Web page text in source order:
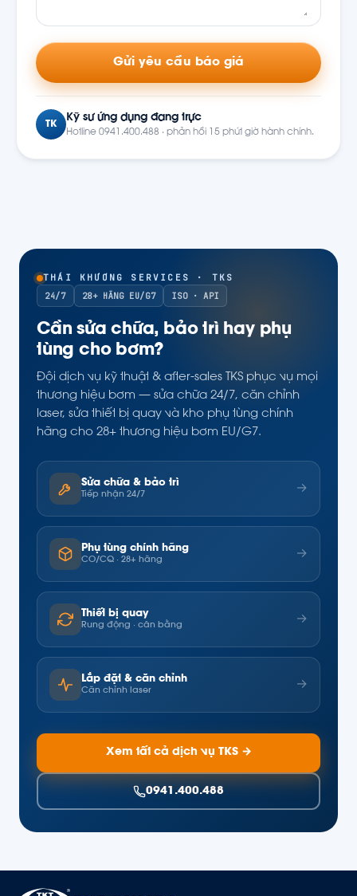
Gửi yêu cầu báo giá
TK
Kỹ sư ứng dụng đang trực
Hotline 0941.400.488 · phản hồi 15 phút giờ hành chính.
THÁI KHƯƠNG SERVICES · TKS
24/7
28+ HÃNG EU/G7 ISO · API
Cần sửa chữa, bảo trì hay phụ
tùng cho bơm?
Đội dịch vụ kỹ thuật & after-sales TKS phục vụ mọi
thương hiệu bơm — sửa chữa 24/7, căn chỉnh
laser, sửa thiết bị quay và kho phụ tùng chính
hãng cho 28+ thương hiệu bơm EU/G7.
Sửa chữa & bảo trì
Tiếp nhận 24/7 →
Phụ tùng chính hãng
CO/CQ · 28+ hãng →
Thiết bị quay
Rung động · cân bằng →
Lắp đặt & căn chỉnh
Căn chỉnh laser →
Xem tất cả dịch vụ TKS →
0941.400.488